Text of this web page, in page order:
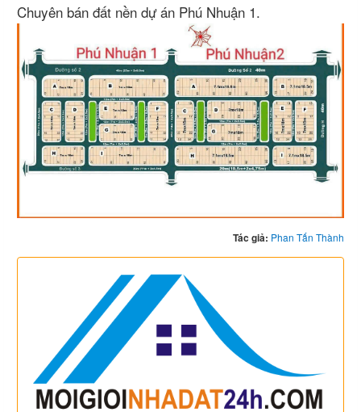
Chuyên bán đất nền dự án Phú Nhuận 1.
Tác giả: Phan Tấn Thành